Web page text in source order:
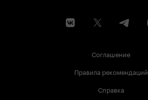
Соглашение
Правила рекомендаций
Справка